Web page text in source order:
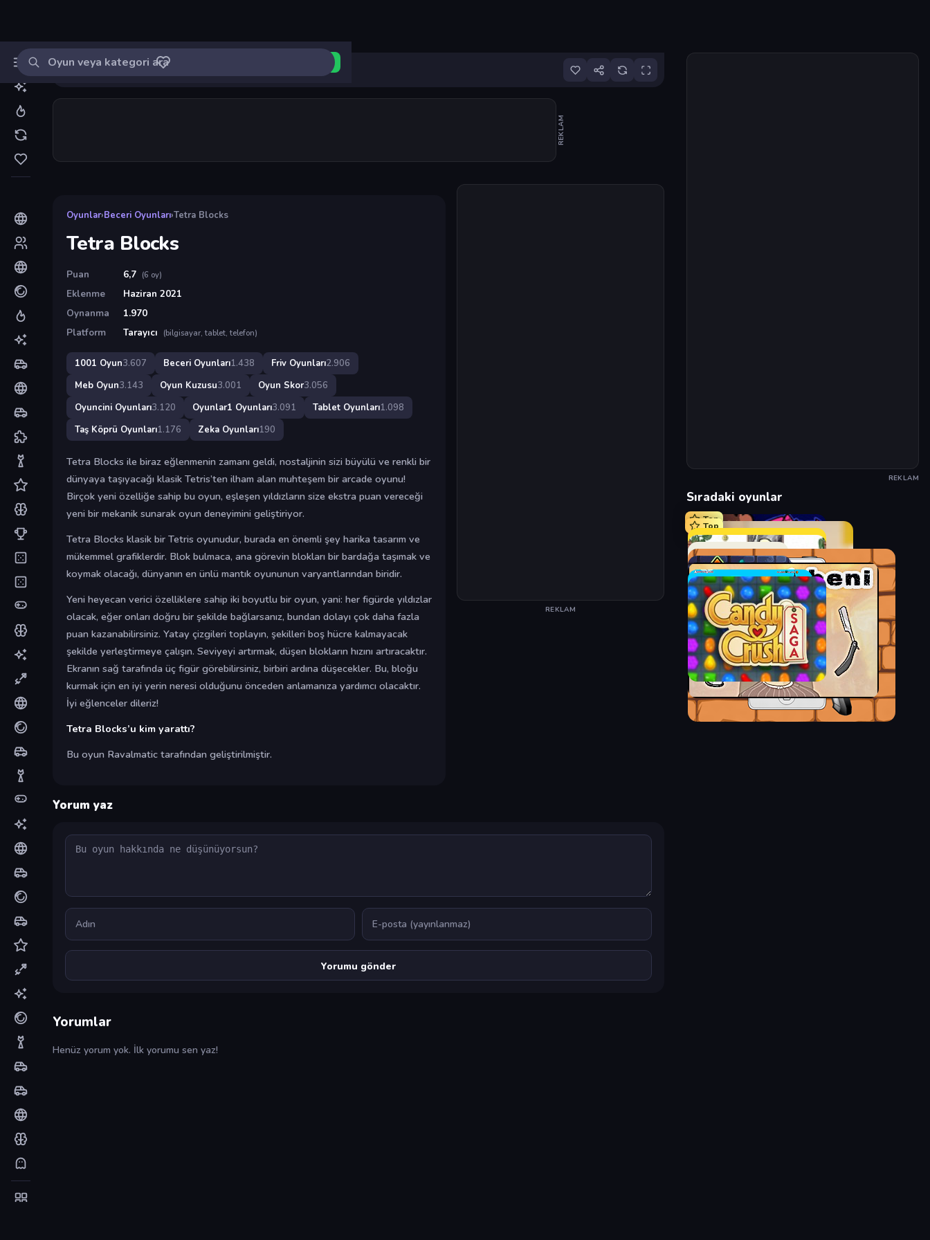
MinikOyuncu
Oyun ara
Oyunu başlat
Tetra Blocks
REKLAM
REKLAM
Sıradaki oyunlar
Top
Top
Oyunlar›Beceri Oyunları›Tetra Blocks
Tetra Blocks
Puan 6,7 (6 oy)
Eklenme
Haziran 2021
Oynanma
1.970
Platform
Tarayıcı (bilgisayar, tablet, telefon)
1001 Oyun3.607 Beceri Oyunları1.438 Friv Oyunları2.906
Meb Oyun3.143 Oyun Kuzusu3.001 Oyun Skor3.056
Oyuncini Oyunları3.120 Oyunlar1 Oyunları3.091 Tablet Oyunları1.098
Taş Köprü Oyunları1.176 Zeka Oyunları190
Tetra Blocks ile biraz eğlenmenin zamanı geldi, nostaljinin sizi büyülü ve renkli bir
dünyaya taşıyacağı klasik Tetris’ten ilham alan muhteşem bir arcade oyunu!
Birçok yeni özelliğe sahip bu oyun, eşleşen yıldızların size ekstra puan vereceği
yeni bir mekanik sunarak oyun deneyimini geliştiriyor.
Tetra Blocks klasik bir Tetris oyunudur, burada en önemli şey harika tasarım ve
mükemmel grafiklerdir. Blok bulmaca, ana görevin blokları bir bardağa taşımak ve
koymak olacağı, dünyanın en ünlü mantık oyununun varyantlarından biridir.
Yeni heyecan verici özelliklere sahip iki boyutlu bir oyun, yani: her figürde yıldızlar
olacak, eğer onları doğru bir şekilde bağlarsanız, bundan dolayı çok daha fazla
puan kazanabilirsiniz. Yatay çizgileri toplayın, şekilleri boş hücre kalmayacak
şekilde yerleştirmeye çalışın. Seviyeyi artırmak, düşen blokların hızını artıracaktır.
Ekranın sağ tarafında üç figür görebilirsiniz, birbiri ardına düşecekler. Bu, bloğu
kurmak için en iyi yerin neresi olduğunu önceden anlamanıza yardımcı olacaktır.
İyi eğlenceler dileriz!
Tetra Blocks’u kim yarattı?
Bu oyun Ravalmatic tarafından geliştirilmiştir.
REKLAM
Yorum yaz
Yorum
Ad E-posta
Yorumlar
Henüz yorum yok. İlk yorumu sen yaz!